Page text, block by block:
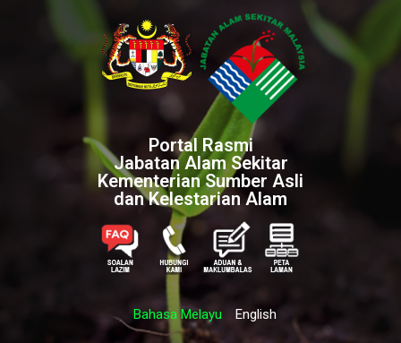
Portal Rasmi
Jabatan Alam Sekitar
Kementerian Sumber Asli
dan Kelestarian Alam
Bahasa Melayu English